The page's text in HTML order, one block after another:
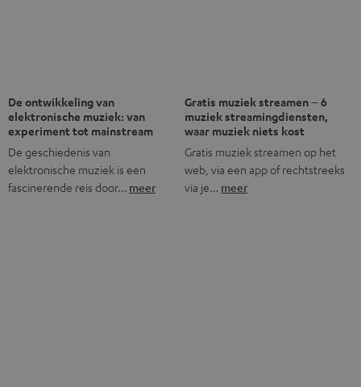
De ontwikkeling van
elektronische muziek: van
experiment tot mainstream
De geschiedenis van
elektronische muziek is een
fascinerende reis door… meer
Gratis muziek streamen – 6
muziek streamingdiensten,
waar muziek niets kost
Gratis muziek streamen op het
web, via een app of rechtstreeks
via je… meer